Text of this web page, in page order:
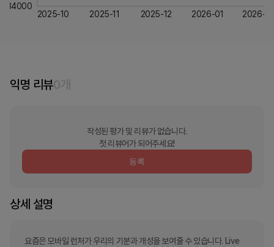
2025-10 2025-11 2025-12 2026-01 2026-
34000
익명 리뷰0개
작성된 평가 및 리뷰가 없습니다.
첫 리뷰어가 되어주세요!
등록
상세 설명
요즘은 모바일 런처가 우리의 기분과 개성을 보여줄 수 있습니다. Live